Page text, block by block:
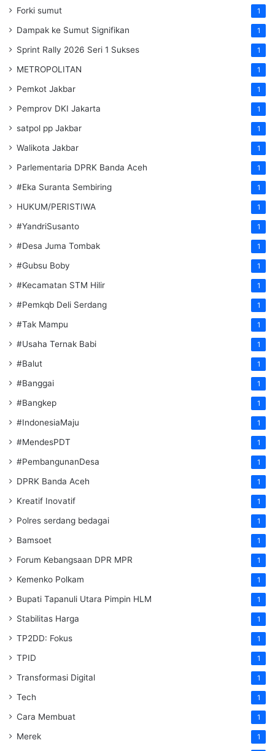
Forki sumut 1
Dampak ke Sumut Signifikan 1
Sprint Rally 2026 Seri 1 Sukses 1
METROPOLITAN 1
Pemkot Jakbar 1
Pemprov DKI Jakarta 1
satpol pp Jakbar 1
Walikota Jakbar 1
Parlementaria DPRK Banda Aceh 1
#Eka Suranta Sembiring 1
HUKUM/PERISTIWA 1
#YandriSusanto 1
#Desa Juma Tombak 1
#Gubsu Boby 1
#Kecamatan STM Hilir 1
#Pemkqb Deli Serdang 1
#Tak Mampu 1
#Usaha Ternak Babi 1
#Balut 1
#Banggai 1
#Bangkep 1
#IndonesiaMaju 1
#MendesPDT 1
#PembangunanDesa 1
DPRK Banda Aceh 1
Kreatif Inovatif 1
Polres serdang bedagai 1
Bamsoet 1
Forum Kebangsaan DPR MPR 1
Kemenko Polkam 1
‎Bupati Tapanuli Utara Pimpin HLM 1
Stabilitas Harga 1
TP2DD: Fokus 1
TPID 1
Transformasi Digital 1
Tech 1
Cara Membuat 1
Merek 1